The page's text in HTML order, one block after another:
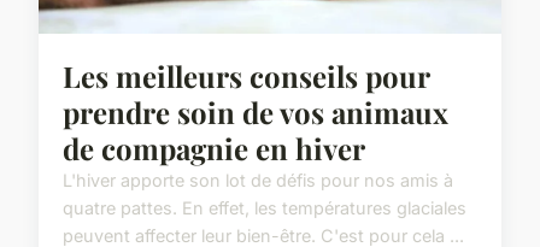
Les meilleurs conseils pour
prendre soin de vos animaux
de compagnie en hiver
L'hiver apporte son lot de défis pour nos amis à
quatre pattes. En effet, les températures glaciales
peuvent affecter leur bien-être. C'est pour cela ...